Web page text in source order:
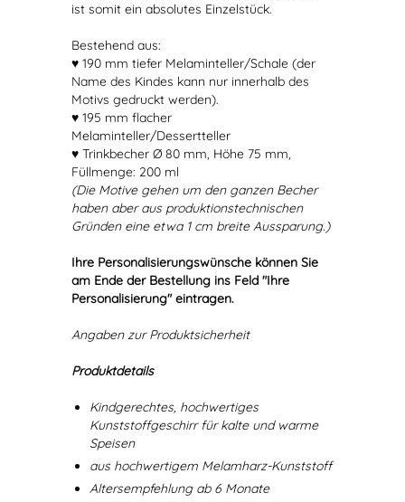
ist somit ein absolutes Einzelstück.
Bestehend aus:
♥ 190 mm tiefer Melaminteller/Schale (der
Name des Kindes kann nur innerhalb des
Motivs gedruckt werden).
♥ 195 mm flacher
Melaminteller/Dessertteller
♥ Trinkbecher Ø 80 mm, Höhe 75 mm,
Füllmenge: 200 ml
(Die Motive gehen um den ganzen Becher
haben aber aus produktionstechnischen
Gründen eine etwa 1 cm breite Aussparung.)
Ihre Personalisierungswünsche können Sie
am Ende der Bestellung ins Feld "Ihre
Personalisierung" eintragen.
Angaben zur Produktsicherheit
Produktdetails
Kindgerechtes, hochwertiges
Kunststoffgeschirr für kalte und warme
Speisen
aus hochwertigem Melamharz-Kunststoff
Altersempfehlung ab 6 Monate